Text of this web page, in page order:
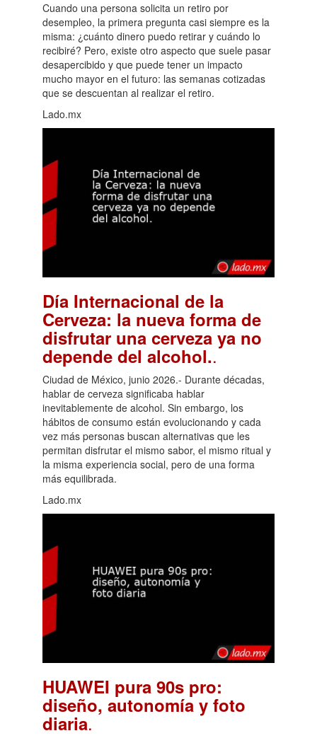
Cuando una persona solicita un retiro por
desempleo, la primera pregunta casi siempre es la
misma: ¿cuánto dinero puedo retirar y cuándo lo
recibiré? Pero, existe otro aspecto que suele pasar
desapercibido y que puede tener un impacto
mucho mayor en el futuro: las semanas cotizadas
que se descuentan al realizar el retiro.
Lado.mx
Día Internacional de la
Cerveza: la nueva forma de
disfrutar una cerveza ya no
depende del alcohol..
Ciudad de México, junio 2026.- Durante décadas,
hablar de cerveza significaba hablar
inevitablemente de alcohol. Sin embargo, los
hábitos de consumo están evolucionando y cada
vez más personas buscan alternativas que les
permitan disfrutar el mismo sabor, el mismo ritual y
la misma experiencia social, pero de una forma
más equilibrada.
Lado.mx
HUAWEI pura 90s pro:
diseño, autonomía y foto
diaria.